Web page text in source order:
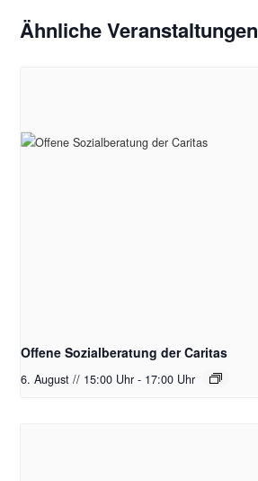
Ähnliche Veranstaltungen
Offene Sozialberatung der Caritas
6. August // 15:00 Uhr - 17:00 Uhr